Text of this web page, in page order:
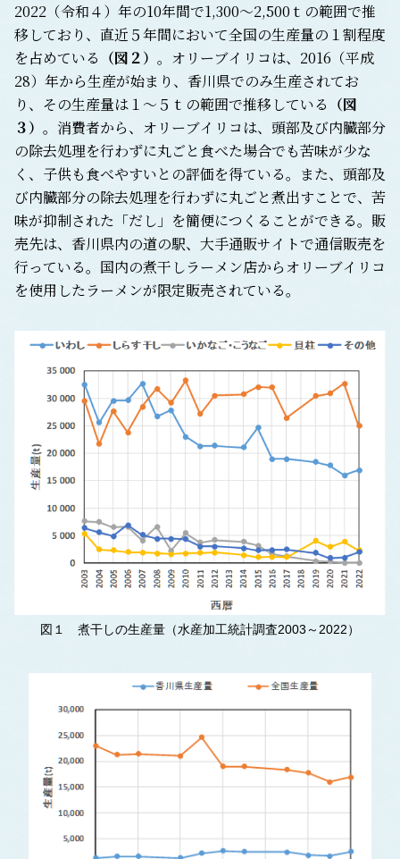
2022（令和４）年の10年間で1,300～2,500ｔの範囲で推
移しており、直近５年間において全国の生産量の１割程度
を占めている （図２） 。オリーブイリコは、2016（平成
28）年から生産が始まり、香川県でのみ生産されてお
り、その生産量は１～５ｔの範囲で推移している （図
３） 。消費者から、オリーブイリコは、頭部及び内臓部分
の除去処理を行わずに丸ごと食べた場合でも苦味が少な
く、子供も食べやすいとの評価を得ている。また、頭部及
び内臓部分の除去処理を行わずに丸ごと煮出すことで、苦
味が抑制された「だし」を簡便につくることができる。販
売先は、香川県内の道の駅、大手通販サイトで通信販売を
行っている。国内の煮干しラーメン店からオリーブイリコ
を使用したラーメンが限定販売されている。
図１ 煮干しの生産量（水産加工統計調査2003～2022）